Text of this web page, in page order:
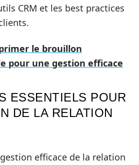
CRM et les best practices
le brouillon
pour une gestion efficace
ESSENTIELS POUR
DE LA RELATION
efficace de la relation